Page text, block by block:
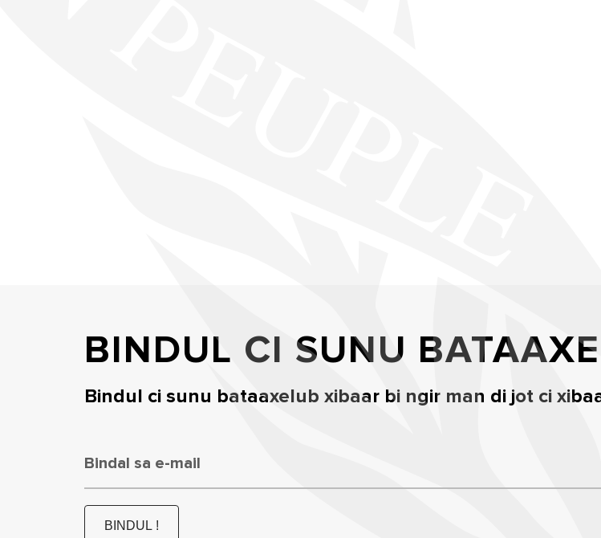
BINDUL CI SUNU
Bindul ci sunu bataaxelub xibaar bi ngir man di jot ci
Bindal sa e-mail
BINDUL !